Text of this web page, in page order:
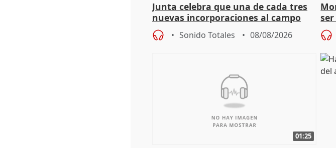
Junta celebra que una de cada tres
nuevas incorporaciones al campo
andaluz son mujeres jóvenes
Sonido Totales 08/08/2026
01:25